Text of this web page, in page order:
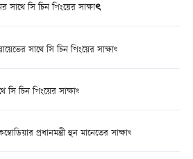
সাথে সি চিন পিংয়ের সাক্ষাৎ
সাথে সি চিন পিংয়ের সাক্ষাৎ
সি চিন পিংয়ের সাক্ষাৎ
প্রধানমন্ত্রী হুন মানেতের সাক্ষাৎ